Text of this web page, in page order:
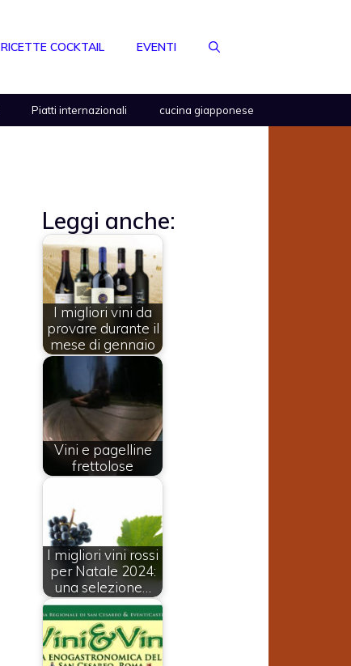
RICETTE COCKTAIL EVENTI
Piatti internazionali cucina giapponese
Leggi anche:
I migliori vini da
provare durante il
mese di gennaio
Vini e pagelline
frettolose
I migliori vini rossi
per Natale 2024:
una selezione…